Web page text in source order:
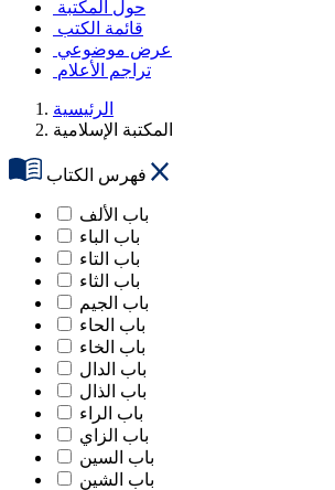
حول المكتبة
قائمة الكتب
عرض موضوعي
تراجم الأعلام
الرئيسية
المكتبة الإسلامية
باب الألف
باب الباء
باب التاء
باب الثاء
باب الجيم
باب الحاء
باب الخاء
باب الدال
باب الذال
باب الراء
باب الزاي
باب السين
باب الشين